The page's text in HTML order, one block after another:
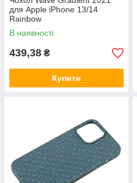
для Apple iPhone 13/14
Rainbow
В наявності
439,38 ₴
Купити